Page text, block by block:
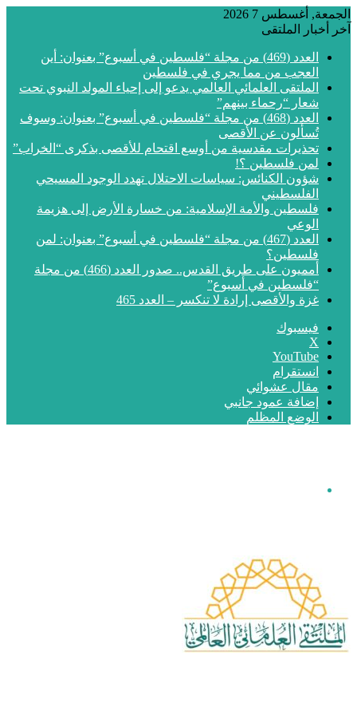
الجمعة, أغسطس 7 2026
آخر أخبار الملتقى
العدد (469) من مجلة “فلسطين في أسبوع” بعنوان: أين
العجب من مما يجري في فلسطين
الملتقى العلمائي العالمي يدعو إلى إحياء المولد النبوي تحت
شعار “رحماء بينهم”
العدد (468) من مجلة “فلسطين في أسبوع” بعنوان: وسوف
تُسألون عن الأقصى
تحذيرات مقدسية من أوسع اقتحام للأقصى بذكرى “الخراب”
لمن فلسطين ؟!
شؤون الكنائس: سياسات الاحتلال تهدد الوجود المسيحي
الفلسطيني
فلسطين والأمة الإسلامية: من خسارة الأرض إلى هزيمة
الوعي
العدد (467) من مجلة “فلسطين في أسبوع” بعنوان: لمن
فلسطين؟
أمميون على طريق القدس.. صدور العدد (466) من مجلة
“فلسطين في أسبوع”
غزة والأقصى إرادة لا تنكسر – العدد 465
فيسبوك
‫X
‫YouTube
انستقرام
مقال عشوائي
إضافة عمود جانبي
الوضع المظلم